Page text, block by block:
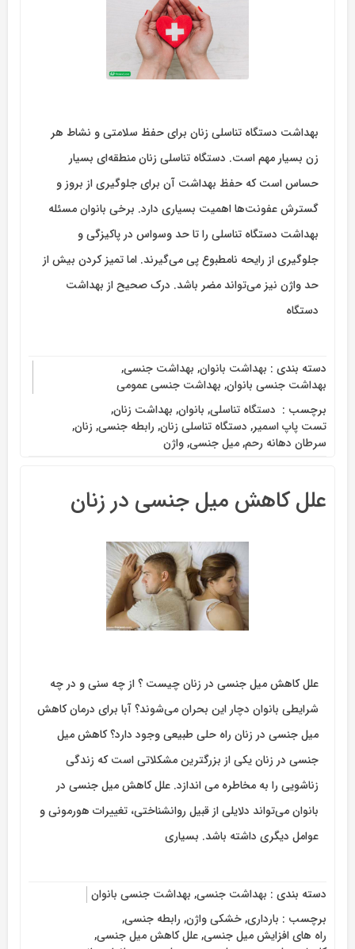
بهداشت دستگاه تناسلی زنان برای حفظ سلامتی و نشاط هر
زن بسیار مهم است. دستگاه تناسلی زنان منطقه‌ای بسیار
حساس است که حفظ بهداشت آن برای جلوگیری از بروز و
گسترش عفونت‌ها اهمیت بسیاری دارد. برخی بانوان مسئله
بهداشت دستگاه تناسلی را تا حد وسواس در پاکیزگی و
جلوگیری از رایحه نامطبوع پی می‌گیرند. اما تمیز کردن بیش از
حد واژن نیز می‌تواند مضر باشد. درک صحیح از بهداشت
دستگاه
دسته بندی : بهداشت بانوان, بهداشت جنسی,
بهداشت جنسی بانوان, بهداشت جنسی عمومی
برچسب : ‌ دستگاه تناسلی, بانوان, بهداشت زنان,
تست پاپ اسمیر, دستگاه تناسلی زنان, رابطه جنسی, زنان,
سرطان دهانه رحم,میل جنسی,واژن
علل کاهش میل جنسی در زنان
علل کاهش میل جنسی در زنان چیست ؟ از چه سنی و در چه
شرایطی بانوان دچار این بحران می‌شوند؟ آبا برای درمان کاهش
میل جنسی در زنان راه حلی طبیعی وجود دارد؟ کاهش میل
جنسی در زنان یکی از بزرگترین مشکلاتی است که زندگی
زناشویی را به مخاطره می اندازد. علل کاهش میل جنسی در
بانوان می‌تواند دلایلی از قبیل روانشناختی، تغییرات هورمونی و
عوامل دیگری داشته باشد. بسیاری
دسته بندی : بهداشت جنسی, بهداشت جنسی بانوان
برچسب : بارداری,خشکی واژن, رابطه جنسی,
راه های افزایش میل جنسی,علل کاهش میل جنسی,